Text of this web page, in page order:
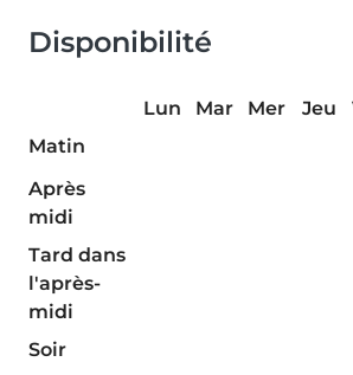
Disponibilité
Lun Mar Mer Jeu
Matin
Après
midi
Tard dans
l'après-
midi
Soir